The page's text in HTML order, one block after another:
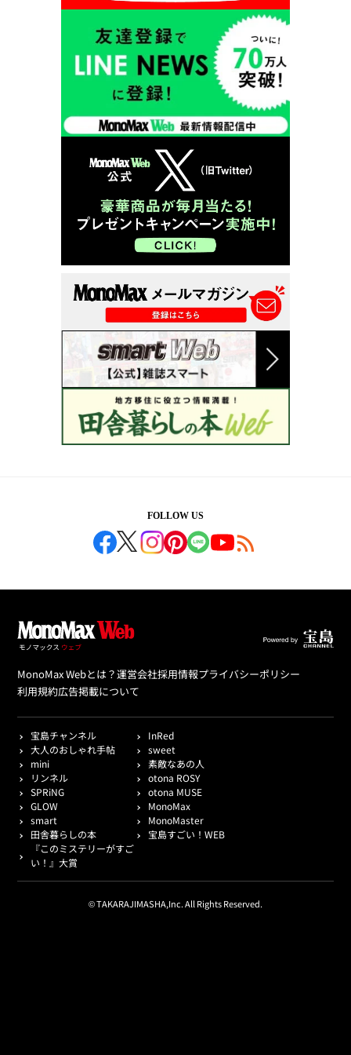
FOLLOW US
MonoMax Webとは？運営会社採用情報プライバシーポリシー
利用規約広告掲載について
宝島チャンネル
InRed
大人のおしゃれ手帖
sweet
mini
素敵なあの人
リンネル
otona ROSY
SPRiNG
otona MUSE
GLOW
MonoMax
smart
MonoMaster
田舎暮らしの本
宝島すごい！WEB
『このミステリーがすご
い！』大賞
© TAKARAJIMASHA,Inc. All Rights Reserved.